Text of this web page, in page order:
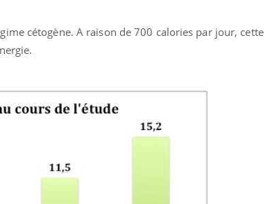
cétogène. A raison de 700 calories par jour, cette